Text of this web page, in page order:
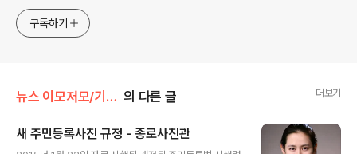
구독하기
뉴스 이모저모/기타 뉴스 의 다른 글 더보기
새 주민등록사진 규정 - 종로사진관